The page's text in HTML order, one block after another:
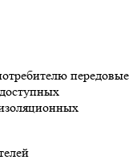
передовые